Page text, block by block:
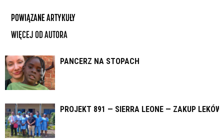
POWIĄZANE ARTYKUŁY
WIĘCEJ OD AUTORA
PANCERZ NA STOPACH
PROJEKT 891 — SIERRA LEONE — ZAKUP LEKÓW